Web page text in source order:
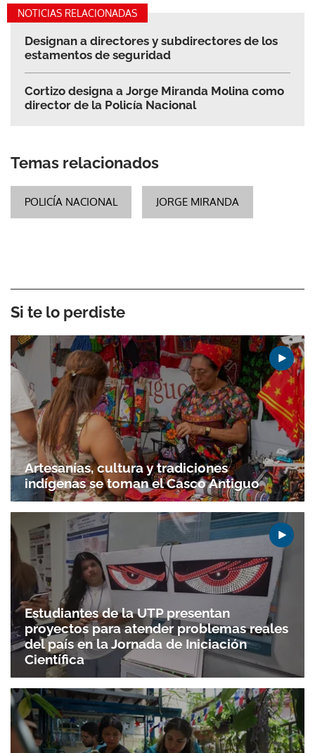
NOTICIAS RELACIONADAS
Designan a directores y subdirectores de los
estamentos de seguridad
Cortizo designa a Jorge Miranda Molina como
director de la Policía Nacional
Temas relacionados
POLICÍA NACIONAL JORGE MIRANDA
Si te lo perdiste
Artesanías, cultura y tradiciones
indígenas se toman el Casco Antiguo
Estudiantes de la UTP presentan
proyectos para atender problemas reales
del país en la Jornada de Iniciación
Científica